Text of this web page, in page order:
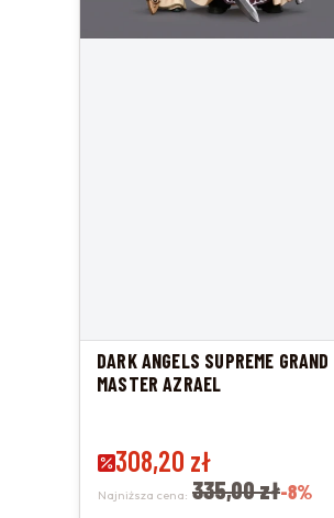
DARK ANGELS SUPREME GRAND
MASTER AZRAEL
Cena promocyjna
308,20 zł
Najniższa cena: 335,00 zł-8%